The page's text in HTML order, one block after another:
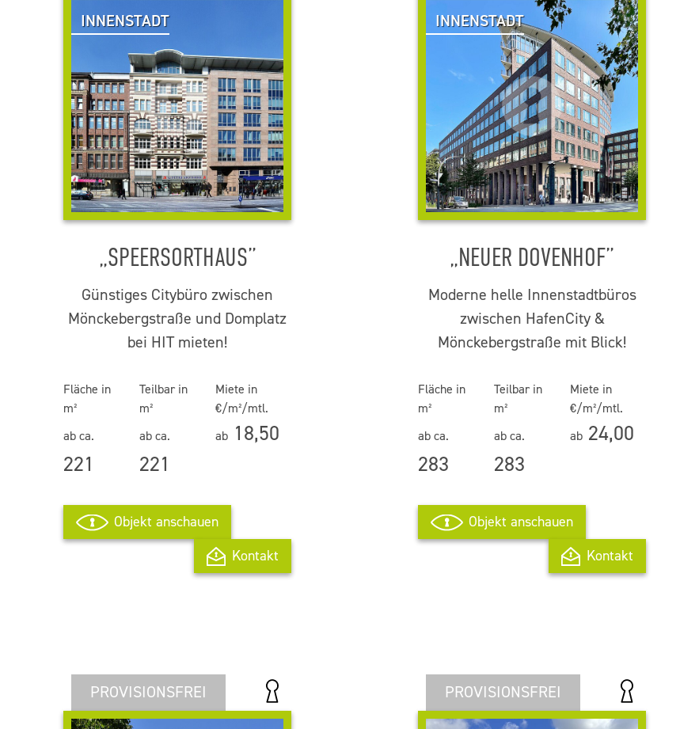
INNENSTADT
„SPEERSORTHAUS”
Günstiges Citybüro zwischen
Mönckebergstraße und Domplatz
bei HIT mieten!
Fläche in
m²
ab ca.
221
Teilbar in
m²
ab ca.
221
Miete in
€/m²/mtl.
ab 18,50
Objekt anschauen
Kontakt
INNENSTADT
„NEUER DOVENHOF”
Moderne helle Innenstadtbüros
zwischen HafenCity &
Mönckebergstraße mit Blick!
Fläche in
m²
ab ca.
283
Teilbar in
m²
ab ca.
283
Miete in
€/m²/mtl.
ab 24,00
Objekt anschauen
Kontakt
PROVISIONSFREI PROVISIONSFREI